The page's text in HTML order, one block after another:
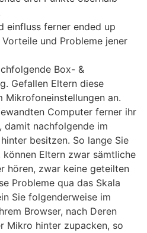
einfluss ferner ended up
und Probleme jener
Box- &
Gefallen Eltern diese
Mikrofoneinstellungen an.
Computer ferner ihr
damit nachfolgende im
besitzen. So lange Sie
Eltern zwar sämtliche
hören, zwar keine geteilten
Probleme qua das Skala
Sie folgenderweise im
Browser, nach Deren
Mikro hinter zupacken, so